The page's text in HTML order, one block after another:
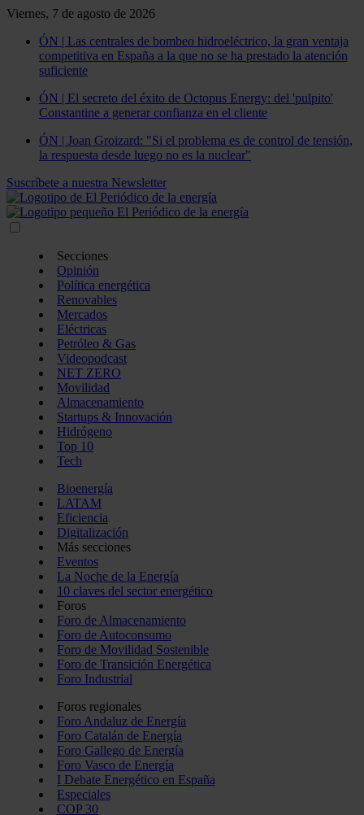
Viernes, 7 de agosto de 2026
ÓN | Las centrales de bombeo hidroeléctrico, la gran ventaja
competitiva en España a la que no se ha prestado la atención
suficiente
ÓN | El secreto del éxito de Octopus Energy: del 'pulpito'
Constantine a generar confianza en el cliente
ÓN | Joan Groizard: "Si el problema es de control de tensión,
la respuesta desde luego no es la nuclear"
Suscríbete a nuestra Newsletter
Secciones
Opinión
Política energética
Renovables
Mercados
Eléctricas
Petróleo & Gas
Videopodcast
NET ZERO
Movilidad
Almacenamiento
Startups & Innovación
Hidrógeno
Top 10
Tech
Bioenergía
LATAM
Eficiencia
Digitalización
Más secciones
Eventos
La Noche de la Energía
10 claves del sector energético
Foros
Foro de Almacenamiento
Foro de Autoconsumo
Foro de Movilidad Sostenible
Foro de Transición Energética
Foro Industrial
Foros regionales
Foro Andaluz de Energía
Foro Catalán de Energía
Foro Gallego de Energía
Foro Vasco de Energía
I Debate Energético en España
Especiales
COP 30